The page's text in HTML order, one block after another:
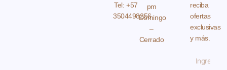
Tel: +57
3504498256
pm
Domingo
–
Cerrado
reciba
ofertas
exclusivas
y más.
Email